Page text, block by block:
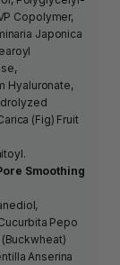
Copolymer,
Japonica
Hyaluronate,
(Fig) Fruit
Smoothing
Pepo
Anserina